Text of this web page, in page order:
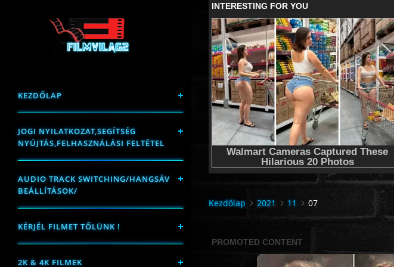
KEZDŐLAP
JOGI NYILATKOZAT,SEGÍTSÉG
NYÚJTÁS,FELHASZNÁLÁSI FELTÉTEL
AUDIO TRACK SWITCHING/HANGSÁV
BEÁLLÍTÁSOK/
KÉRJÉL FILMET TŐLÜNK !
2K & 4K FILMEK
Kezdőlap 2021 11 07